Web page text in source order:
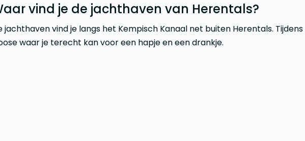
vind je de jachthaven van Herentals?
jachthaven vind je langs het Kempisch Kanaal net buiten Herentals.
waar je terecht kan voor een hapje en een drankje.